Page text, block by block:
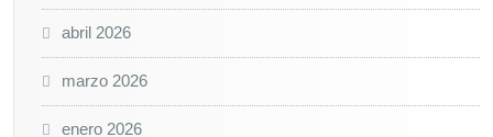
abril 2026
marzo 2026
enero 2026